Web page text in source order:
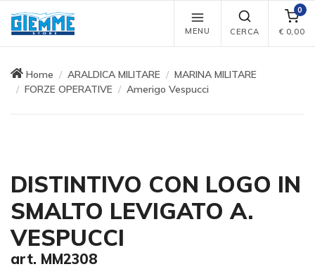
MENU CERCA
0
€ 0,00
Home ARALDICA MILITARE
MARINA MILITARE
FORZE OPERATIVE
Amerigo Vespucci
DISTINTIVO CON LOGO IN
SMALTO LEVIGATO A.
VESPUCCI
art. MM2308